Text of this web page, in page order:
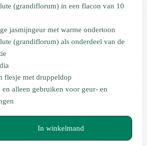
(grandiflorum) in een flacon van 10
jasmijngeur met warme ondertoon
(grandiflorum) als onderdeel van de
flesje met druppeldop
alleen gebruiken voor geur- en
In winkelmand